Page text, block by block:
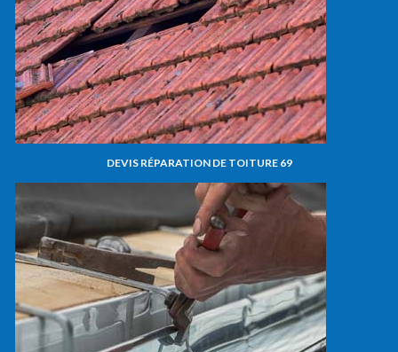
DEVIS RÉPARATION DE TOITURE 69